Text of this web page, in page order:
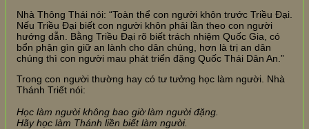
Nhà Thông Thái nói: “Toàn thể con người khôn trước Triều Đại.
Nếu Triều Đại biết con người khôn phải lần theo con người
hướng dẫn. Bằng Triều Đại rõ biết trách nhiệm Quốc Gia, có
bổn phận gìn giữ an lành cho dân chúng, hơn là trị an dân
chúng thì con người mau phát triển đặng Quốc Thái Dân An.”
Trong con người thường hay có tư tưởng học làm người. Nhà
Thánh Triết nói:
Học làm người không bao giờ làm người đặng.
Hãy học làm Thánh liền biết làm người.